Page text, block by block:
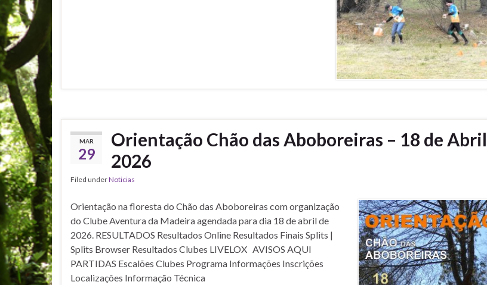
MAR
29
Orientação Chão das Aboboreiras – 18 de Abril
2026
Filed underNoticias
Orientação na floresta do Chão das Aboboreiras com organização
do Clube Aventura da Madeira agendada para dia 18 de abril de
2026. RESULTADOS Resultados Online Resultados Finais Splits |
Splits Browser Resultados Clubes LIVELOX AVISOS AQUI
PARTIDAS Escalões Clubes Programa Informações Inscrições
Localizações Informação Técnica